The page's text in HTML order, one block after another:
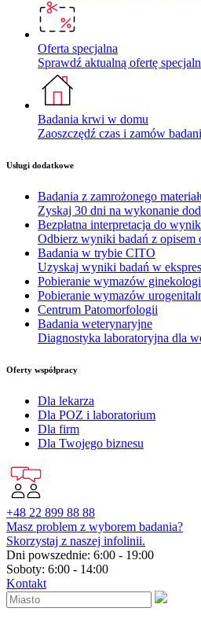
Oferta specjalna
Sprawdź aktualną ofertę
Badania krwi w domu
Zaoszczędź czas i zamów
Usługi dodatkowe
Badania z zamrożonego
Zyskaj 30 dni na wykonanie
Bezpłatna interpretacja do
Odbierz wyniki badań z
Badania w trybie CITO
Uzyskaj wyniki badań w
Pobieranie wymazów
Pobieranie wymazów
Centrum Patomorfologii
Badania weterynaryjne
Diagnostyka laboratoryjna dla
Oferty współpracy
Dla lekarza
Dla POZ i laboratorium
Dla firm
Dla Twojego biznesu
+48 22 899 88 88
Masz problem z wyborem badania?
Skorzystaj z naszej infolinii.
Dni powszednie: 6:00 - 19:00
Soboty: 6:00 - 14:00
Kontakt